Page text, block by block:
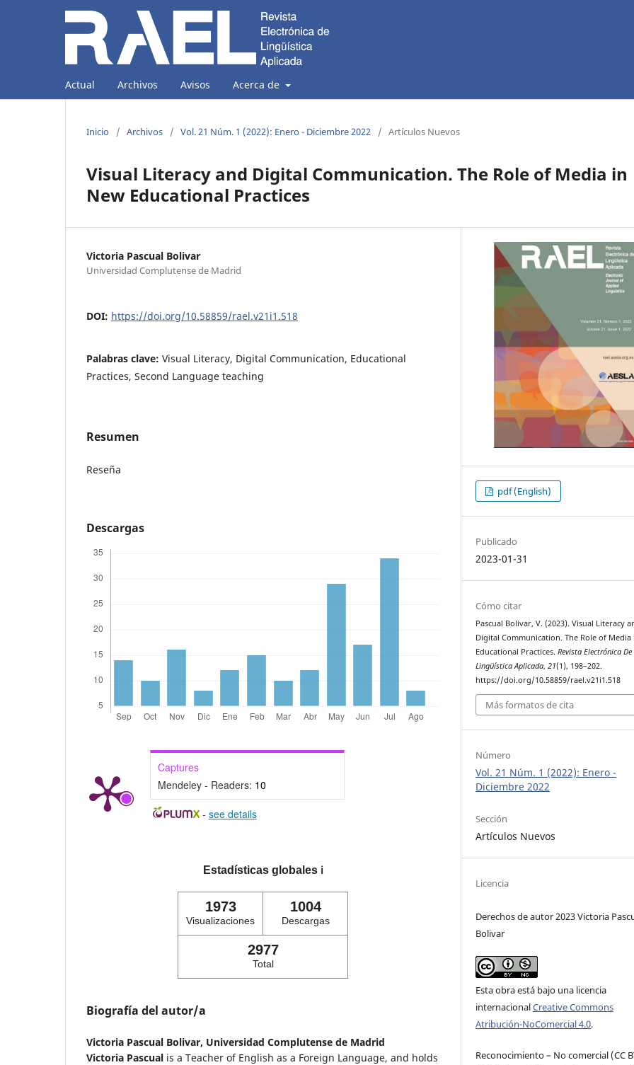
Actual Archivos Avisos Acerca de
Inicio / Archivos / Vol. 21 Núm. 1 (2022): Enero - Diciembre 2022 / Artículos Nuevos
Visual Literacy and Digital Communication. The Role of Media in
New Educational Practices
Victoria Pascual Bolivar
Universidad Complutense de Madrid
DOI: https://doi.org/10.58859/rael.v21i1.518
Palabras clave: Visual Literacy, Digital Communication, Educational
Practices, Second Language teaching
Resumen
Reseña
Descargas
Captures
Mendeley - Readers: 10
- see details
Estadísticas globales ℹ️
1973
Visualizaciones
1004
Descargas
2977
Total
Biografía del autor/a
Victoria Pascual Bolivar, Universidad Complutense de Madrid
Victoria Pascual is a Teacher of English as a Foreign Language, and holds
pdf (English)
Publicado
2023-01-31
Cómo citar
Pascual Bolivar, V. (2023). Visual Literacy
Digital Communication. The Role of Media
Educational Practices.Revista Electrónica De
Lingüística Aplicada,21(1), 198–202.
https://doi.org/10.58859/rael.v21i1.518
Más formatos de cita
Número
Vol. 21 Núm. 1 (2022): Enero -
Diciembre 2022
Sección
Artículos Nuevos
Licencia
Derechos de autor 2023 Victoria
Bolivar
Esta obra está bajo una licencia
internacionalCreative Commons
Atribución-NoComercial 4.0.
Reconocimiento – No comercial (CC